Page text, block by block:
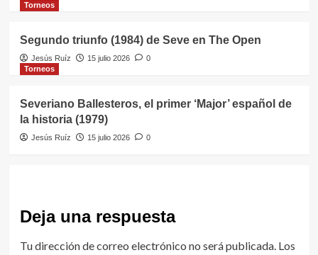
Torneos
Segundo triunfo (1984) de Seve en The Open
Jesús Ruíz 15 julio 2026
0
Torneos
Severiano Ballesteros, el primer ‘Major’ español de
la historia (1979)
Jesús Ruíz 15 julio 2026 0
Deja una respuesta
Tu dirección de correo electrónico no será publicada. Los